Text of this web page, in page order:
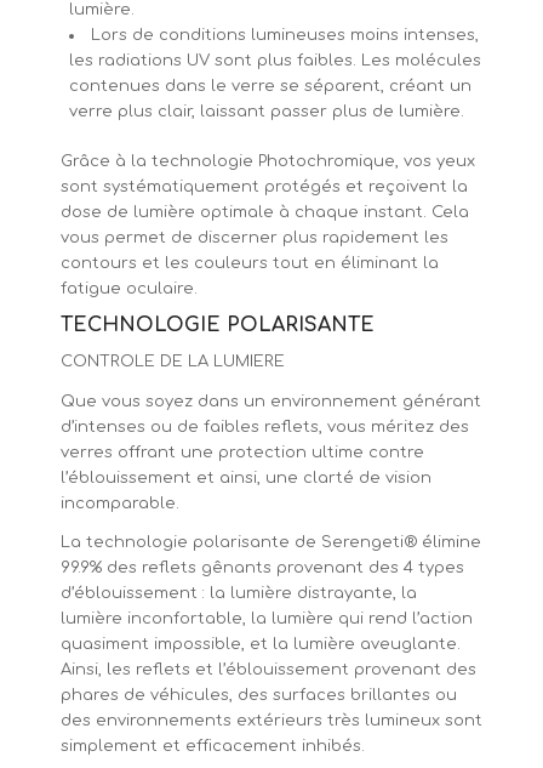
lumière.
Lors de conditions lumineuses moins intenses,
les radiations UV sont plus faibles. Les molécules
contenues dans le verre se séparent, créant un
verre plus clair, laissant passer plus de lumière.
Grâce à la technologie Photochromique, vos yeux
sont systématiquement protégés et reçoivent la
dose de lumière optimale à chaque instant. Cela
vous permet de discerner plus rapidement les
contours et les couleurs tout en éliminant la
fatigue oculaire.
TECHNOLOGIE POLARISANTE
CONTROLE DE LA LUMIERE
Que vous soyez dans un environnement générant
d’intenses ou de faibles reflets, vous méritez des
verres offrant une protection ultime contre
l’éblouissement et ainsi, une clarté de vision
incomparable.
La technologie polarisante de Serengeti® élimine
99.9% des reflets gênants provenant des 4 types
d’éblouissement : la lumière distrayante, la
lumière inconfortable, la lumière qui rend l’action
quasiment impossible, et la lumière aveuglante.
Ainsi, les reflets et l’éblouissement provenant des
phares de véhicules, des surfaces brillantes ou
des environnements extérieurs très lumineux sont
simplement et efficacement inhibés.